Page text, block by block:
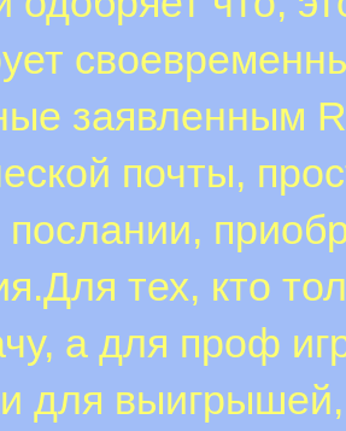
заявленным
почты,
тех, кто
а для проф
для